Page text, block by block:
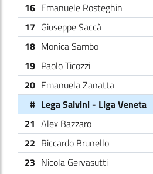
16 Emanuele Rosteghin
17 Giuseppe Saccà
18 Monica Sambo
19 Paolo Ticozzi
20 Emanuela Zanatta
# Lega Salvini - Liga Veneta
21 Alex Bazzaro
22 Riccardo Brunello
23 Nicola Gervasutti